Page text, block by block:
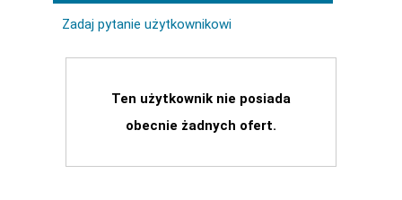
Zadaj pytanie użytkownikowi
Ten użytkownik nie posiada
obecnie żadnych ofert.